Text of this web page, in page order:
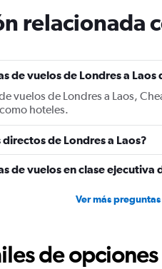
chart
has
Y
axis
displaying
values.
0
to
2400.
relacionada
de vuelos de Londres a
vuelos de Londres a Laos,
hoteles.
de Londres a Laos?
de vuelos en clase ejecutiva
Ver más
de